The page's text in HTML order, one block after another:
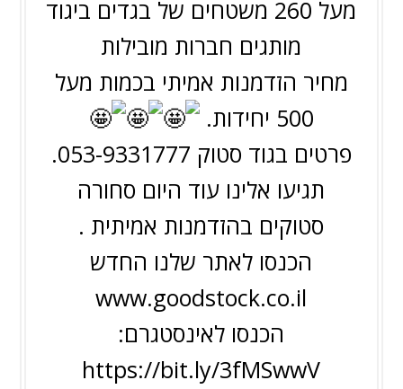
מעל 260 משטחים של בגדים ביגוד
מותגים חברות מובילות
מחיר הזדמנות אמיתי בכמות מעל
500 יחידות.
פרטים בגוד סטוק 053-9331777.
תגיעו אלינו עוד היום סחורה
סטוקים בהזדמנות אמיתית .
הכנסו לאתר שלנו החדש
www.goodstock.co.il
הכנסו לאינסטגרם:
https://bit.ly/3fMSwwV